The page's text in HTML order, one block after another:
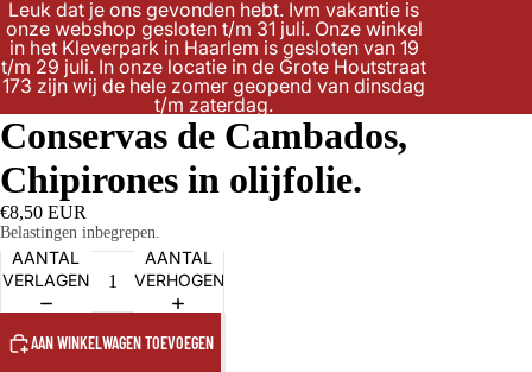
Leuk dat je ons gevonden hebt. Ivm vakantie is
onze webshop gesloten t/m 31 juli. Onze winkel
in het Kleverpark in Haarlem is gesloten van 19
t/m 29 juli. In onze locatie in de Grote Houtstraat
173 zijn wij de hele zomer geopend van dinsdag
t/m zaterdag.
Conservas de Cambados,
Chipirones in olijfolie.
€8,50 EUR
Belastingen inbegrepen.
AANTAL
VERLAGEN
AANTAL
VERHOGEN
AAN WINKELWAGEN TOEVOEGEN